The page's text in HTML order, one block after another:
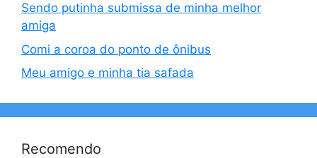
Sendo putinha submissa de minha melhor
amiga
Comi a coroa do ponto de ônibus
Meu amigo e minha tia safada
Recomendo